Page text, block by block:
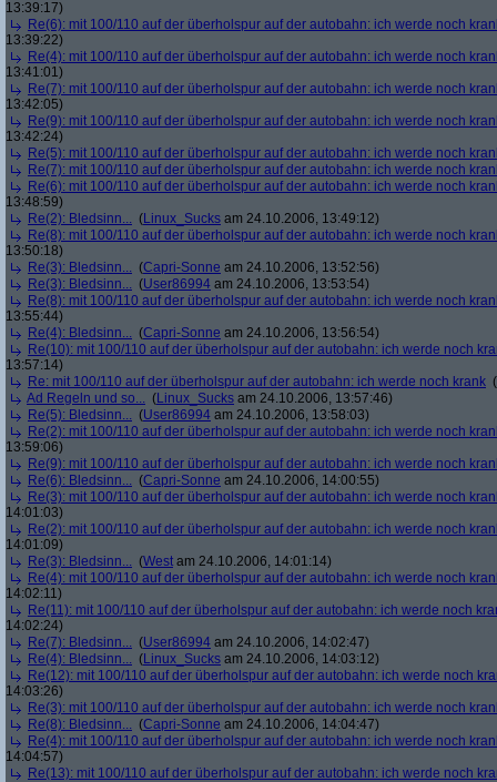
13:39:17)
Re(6): mit 100/110 auf der überholspur auf der autobahn: ich werde noch
13:39:22)
Re(4): mit 100/110 auf der überholspur auf der autobahn: ich werde noch
13:41:01)
Re(7): mit 100/110 auf der überholspur auf der autobahn: ich werde noch
13:42:05)
Re(9): mit 100/110 auf der überholspur auf der autobahn: ich werde noch
13:42:24)
Re(5): mit 100/110 auf der überholspur auf der autobahn: ich werde noch
Re(7): mit 100/110 auf der überholspur auf der autobahn: ich werde noch
Re(6): mit 100/110 auf der überholspur auf der autobahn: ich werde noch
13:48:59)
Re(2): Bledsinn... (Linux_Sucks am 24.10.2006, 13:49:12)
Re(8): mit 100/110 auf der überholspur auf der autobahn: ich werde noch
13:50:18)
Re(3): Bledsinn... (Capri-Sonne am 24.10.2006, 13:52:56)
Re(3): Bledsinn... (User86994 am 24.10.2006, 13:53:54)
Re(8): mit 100/110 auf der überholspur auf der autobahn: ich werde noch
13:55:44)
Re(4): Bledsinn... (Capri-Sonne am 24.10.2006, 13:56:54)
Re(10): mit 100/110 auf der überholspur auf der autobahn: ich werde noch
13:57:14)
Re: mit 100/110 auf der überholspur auf der autobahn: ich werde noch krank (
Ad Regeln und so... (Linux_Sucks am 24.10.2006, 13:57:46)
Re(5): Bledsinn... (User86994 am 24.10.2006, 13:58:03)
Re(2): mit 100/110 auf der überholspur auf der autobahn: ich werde noch
13:59:06)
Re(9): mit 100/110 auf der überholspur auf der autobahn: ich werde noch
Re(6): Bledsinn... (Capri-Sonne am 24.10.2006, 14:00:55)
Re(3): mit 100/110 auf der überholspur auf der autobahn: ich werde noch
14:01:03)
Re(2): mit 100/110 auf der überholspur auf der autobahn: ich werde noch
14:01:09)
Re(3): Bledsinn... (West am 24.10.2006, 14:01:14)
Re(4): mit 100/110 auf der überholspur auf der autobahn: ich werde noch
14:02:11)
Re(11): mit 100/110 auf der überholspur auf der autobahn: ich werde noch
14:02:24)
Re(7): Bledsinn... (User86994 am 24.10.2006, 14:02:47)
Re(4): Bledsinn... (Linux_Sucks am 24.10.2006, 14:03:12)
Re(12): mit 100/110 auf der überholspur auf der autobahn: ich werde noch
14:03:26)
Re(3): mit 100/110 auf der überholspur auf der autobahn: ich werde noch
Re(8): Bledsinn... (Capri-Sonne am 24.10.2006, 14:04:47)
Re(4): mit 100/110 auf der überholspur auf der autobahn: ich werde noch
14:04:57)
Re(13): mit 100/110 auf der überholspur auf der autobahn: ich werde noch